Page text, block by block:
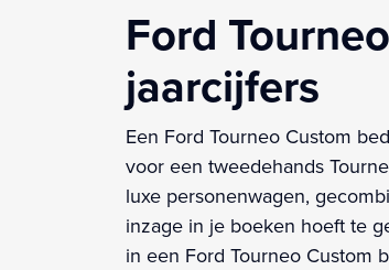
Ford
jaarcijfers
Een Ford Tourneo Custom
voor een tweedehands
luxe personenwagen,
inzage in je boeken hoeft te
in een Ford Tourneo Custom